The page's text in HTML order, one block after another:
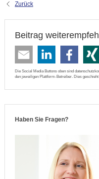
Zurück
Beitrag
Die Social Media Buttons oben sind
den jeweiligen Plattform-Betreiber. Dies
Haben Sie Fragen?